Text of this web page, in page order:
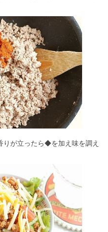
が立ったら◆を加え味を調え